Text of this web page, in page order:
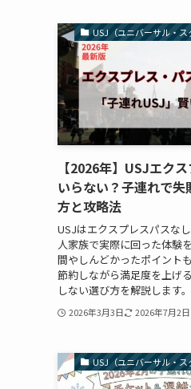
USJ（ユニバーサル・
【2026年】USJエク
いらない？子連れで失
方と攻略法
USJはエクスプレスパスな
人家族で実際に回った体験
間やしんどかったポイント
節約しながら満足度を上げ
しない選び方を解説します。
2026年3月3日 2026年7月2日
USJ（ユニバーサル・